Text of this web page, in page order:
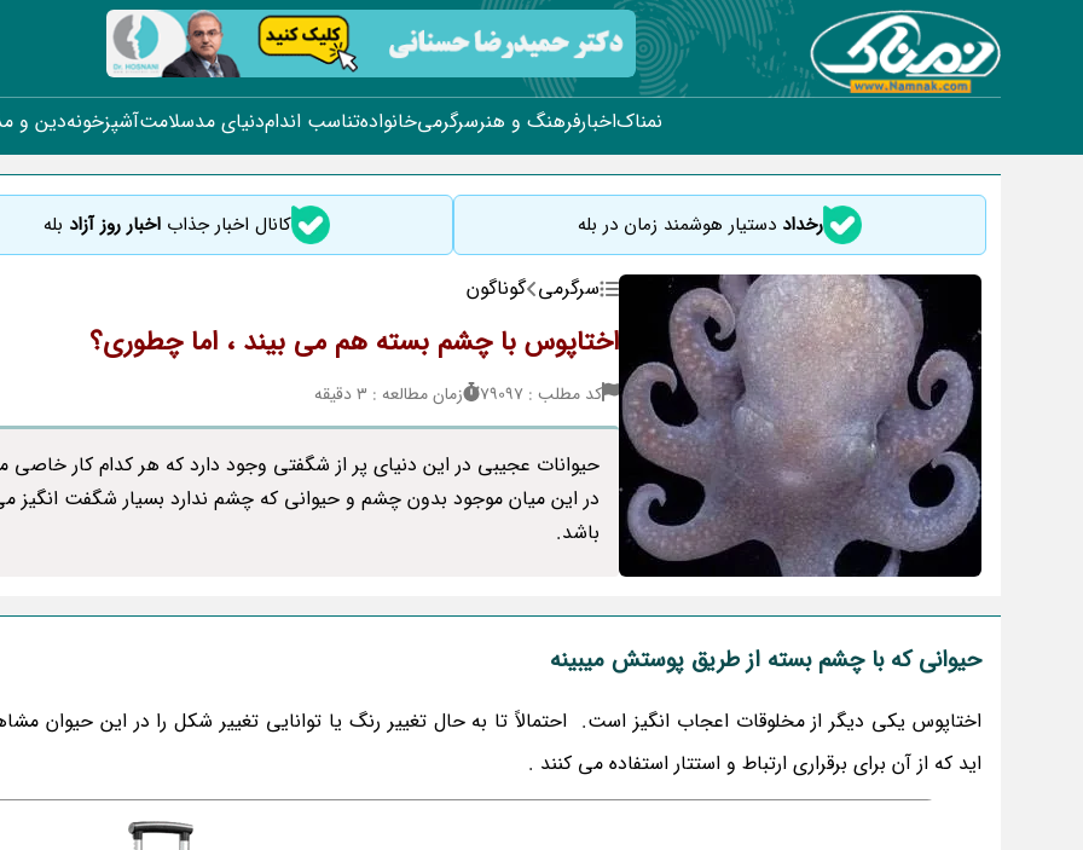
نمناکاخبارفرهنگ و هنرسرگرمیخانوادهتناسب اندامدنیای مدسلامتآشپزخونهدین و
رخداد دستیار هوشمند زمان در بله کانال اخبار جذاب اخبار روز آزاد بله
سرگرمی گوناگون
اختاپوس با چشم بسته هم می بیند ، اما چطوری؟
کد مطلب : 79097 زمان مطالعه : 3 دقیقه
حیوانات عجیبی در این دنیای پر از شگفتی وجود دارد که هر کدام کار خاصی
در این میان موجود بدون چشم و حیوانی که چشم ندارد بسیار شگفت انگیز
باشد.
حیوانی که با چشم بسته از طریق پوستش میبینه
اختاپوس یکی دیگر از مخلوقات اعجاب انگیز است. احتمالاً تا به حال تغییر رنگ یا توانایی تغییر شکل را در این حیوان
اید که از آن برای برقراری ارتباط و استتار استفاده می کنند .